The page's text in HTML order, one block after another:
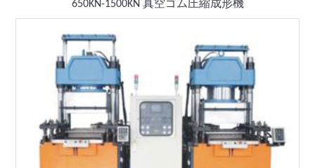
650KN-1500KN 真空ゴム圧縮成形機